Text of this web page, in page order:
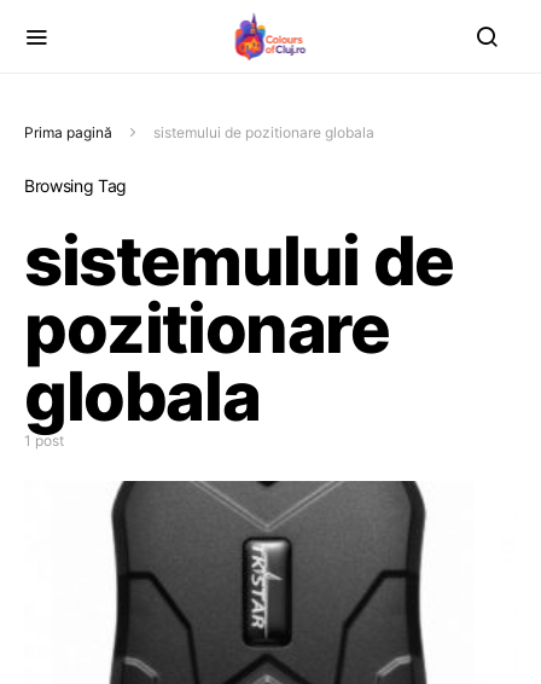
Prima pagină sistemului de pozitionare globala
Browsing Tag
sistemului de
pozitionare
globala
1 post